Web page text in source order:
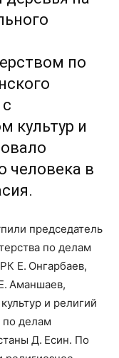
по
культур и
человека в
председатель
по делам
Е. Онгарбаев,
Аманшаев,
и религий
по делам
Д. Есин. По